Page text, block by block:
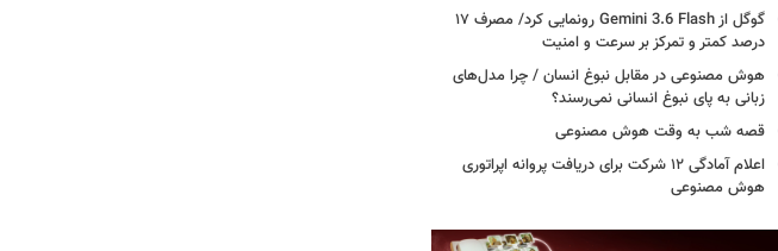
گوگل از Gemini 3.6 Flash رونمایی کرد/ مصرف ۱۷
درصد کمتر و تمرکز بر سرعت و امنیت
هوش مصنوعی در مقابل نبوغ انسان / چرا مدل‌های
زبانی به پای نبوغ انسانی نمی‌رسند؟
قصه شب به وقت هوش مصنوعی
اعلام آمادگی ۱۲ شرکت برای دریافت پروانه اپراتوری
هوش مصنوعی